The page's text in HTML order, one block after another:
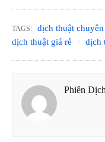
TAGS: dịch thuật
dịch thuật giá rẻ
dịch
Phiên